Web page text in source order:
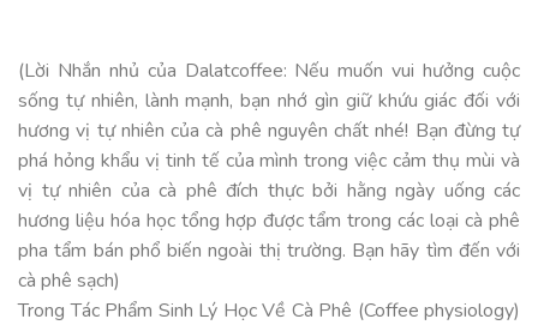
(Lời Nhắn nhủ của Dalatcoffee: Nếu muốn vui hưởng cuộc
sống tự nhiên, lành mạnh, bạn nhớ gìn giữ khứu giác đối với
hương vị tự nhiên của cà phê nguyên chất nhé! Bạn đừng tự
phá hỏng khẩu vị tinh tế của mình trong việc cảm thụ mùi và
vị tự nhiên của cà phê đích thực bởi hằng ngày uống các
hương liệu hóa học tổng hợp được tẩm trong các loại cà phê
pha tẩm bán phổ biến ngoài thị trường. Bạn hãy tìm đến với
cà phê sạch)
Trong Tác Phẩm Sinh Lý Học Về Cà Phê (Coffee physiology)